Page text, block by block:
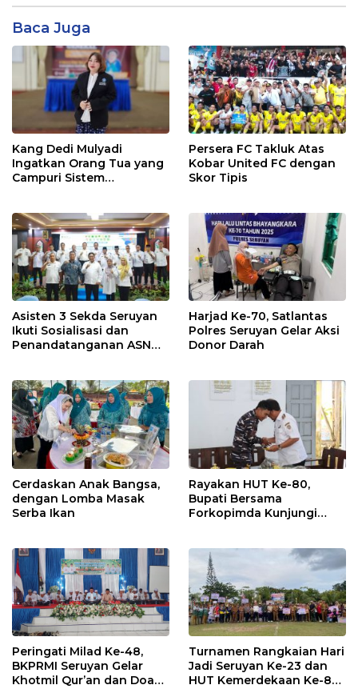
Baca Juga
Kang Dedi Mulyadi
Ingatkan Orang Tua yang
Campuri Sistem
Etika Hukum Pendidikan
Persera FC Takluk Atas
Kobar United FC dengan
Skor Tipis
Asisten 3 Sekda Seruyan
Ikuti Sosialisasi dan
Penandatanganan ASN
Harjad Ke-70, Satlantas
Polres Seruyan Gelar Aksi
Donor Darah
Cerdaskan Anak Bangsa,
dengan Lomba Masak
Serba Ikan
Rayakan HUT Ke-80,
Bupati Bersama
Forkopimda Kunjungi
Peringati Milad Ke-48,
BKPRMI Seruyan Gelar
Khotmil Qur’an dan Doa
Turnamen Rangkaian Hari
Jadi Seruyan Ke-23 dan
HUT Kemerdekaan Ke-80